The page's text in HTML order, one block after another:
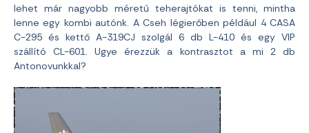
lehet már nagyobb méretű teherajtókat is tenni, mintha
lenne egy kombi autónk. A Cseh légierőben például 4 CASA
C-295 és kettő A-319CJ szolgál 6 db L-410 és egy VIP
szállító CL-601. Ugye érezzük a kontrasztot a mi 2 db
Antonovunkkal?